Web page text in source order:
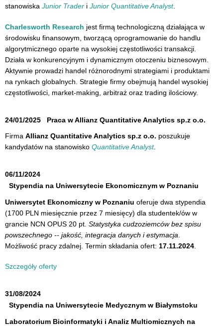
stanowiska Junior Trader i Junior Quantitative Analyst.
Charlesworth Research jest firmą technologiczną działająca w
środowisku finansowym, tworzącą oprogramowanie do handlu
algorytmicznego oparte na wysokiej częstotliwości transakcji.
Działa w konkurencyjnym i dynamicznym otoczeniu biznesowym.
Aktywnie prowadzi handel różnorodnymi strategiami i produktami
na rynkach globalnych. Strategie firmy obejmują handel wysokiej
częstotliwości, market-making, arbitraż oraz trading ilościowy.
24/01/2025 Praca w Allianz Quantitative Analytics sp.z o.o.
Firma Allianz Quantitative Analytics sp.z o.o. poszukuje
kandydatów na stanowisko Quantitative Analyst.
06/11/2024
Stypendia na Uniwersytecie Ekonomicznym w Poznaniu
Uniwersytet Ekonomiczny w Poznaniu oferuje dwa stypendia
(1700 PLN miesięcznie przez 7 miesięcy) dla studentek/ów w
grancie NCN OPUS 20 pt. Statystyka cudzoziemców bez spisu
powszechnego -- jakość, integracja danych i estymacja
Możliwość pracy zdalnej. Termin składania ofert: 17.11.2024
Szczegóły oferty
31/08/2024
Stypendia na Uniwersytecie Medycznym w Białymstoku
Laboratorium Bioinformatyki i Analiz Multiomicznych na